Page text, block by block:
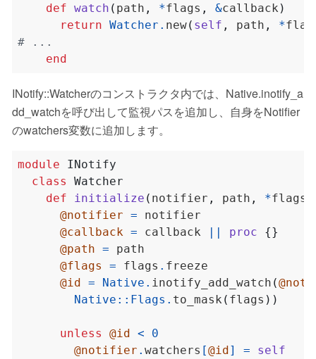
def watch ( path , *flags , &callback )
return Watcher . new( self , path , *
# ...
end
INotify::Watcherのコンストラクタ内では、Native.inotify_a
dd_watchを呼び出して監視パスを追加し、自身をNotifier
のwatchers変数に追加します。
module
INotify
class
Watcher
def
initialize ( notifier , path , *flags
@notifier =
@callback = callback || proc
{}
@path =
@flags
= flags .
@id = Native . inotify_add_watch (
Native :: Flags . to_mask ( flags ))
unless @id <
0
@notifier . watchers [@id] =
self